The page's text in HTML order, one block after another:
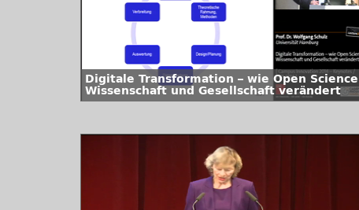
Digitale Transformation – wie Open Science
Wissenschaft und Gesellschaft verändert